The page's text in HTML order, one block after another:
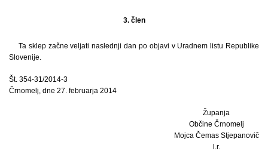
3. člen
Ta sklep začne veljati naslednji dan po objavi v Uradnem listu Republike
Slovenije.
Št. 354-31/2014-3
Črnomelj, dne 27. februarja 2014
Županja
Občine Črnomelj
Mojca Čemas Stjepanovič
l.r.